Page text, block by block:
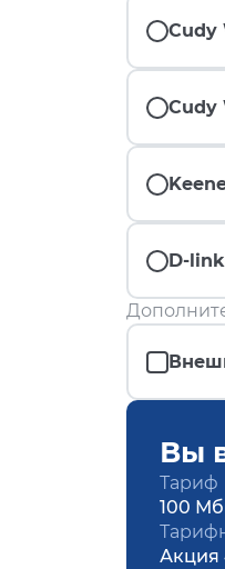
Cudy
Cudy
D-link
Вы
Тариф
100
Акция